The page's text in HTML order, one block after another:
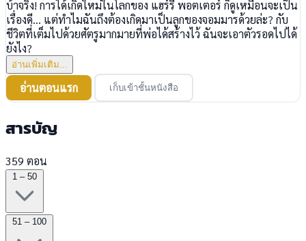
บ้าจริง! การได้เกิดใหม่ในโลกของ แฮร์รี่ พอตเตอร์ ก็ดูเหมือนจะเป็น
เรื่องดี... แต่ทำไมฉันถึงต้องเกิดมาเป็นลูกของจอมมารด้วยล่ะ? กับ
ชีวิตที่เต็มไปด้วยศัตรูมากมายที่พ่อได้สร้างไว้ ฉันจะเอาตัวรอดไปได้
ยังไง?
อ่านเพิ่มเติม...
อ่านตอนแรก เก็บเข้าชั้นหนังสือ
สารบัญ
359 ตอน
1 – 50
51 – 100